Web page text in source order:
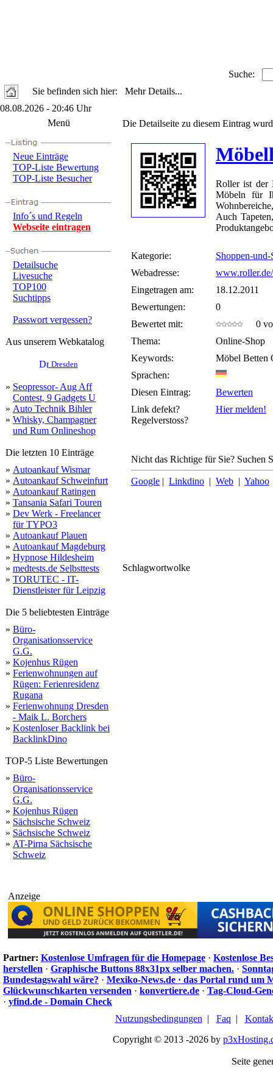
Suche:
Sie befinden sich hier: Mehr Details...
08.08.2026 - 20:46 Uhr
Menü
Neue Einträge
TOP-Liste Bewertung
TOP-Liste Besucher
Info´s und Regeln
Webseite eintragen
Detailsuche
Livesuche
TOP100
Suchtipps
Passwort vergessen?
Aus unserem Webkatalog
Dresden
» Seopressor- Aug Aff
Contest, 9 Gadgets U
» Auto Technik Bihler
» Whisky, Champagner
und Rum Onlineshop
Die letzten 10 Einträge
» Autoankauf Wismar
» Autoankauf Schweinfurt
» Autoankauf Ratingen
» Tansania Safari Touren
» Dev Werk - Freelancer
für TYPO3
» Autoankauf Plauen
» Autoankauf Magdeburg
» Hypnose Hildesheim
» medtests.de Selbsttests
» TORUTEC - IT-
Dienstleister für Leipzig
Die 5 beliebtesten Einträge
» Büro-
Organisationsservice
G.G.
» Kojenhus Rügen
» Ferienwohnungen auf
Rügen: Ferienresidenz
Rugana
» Ferienwohnung Dresden
- Maik L. Borchers
» Kostenloser Backlink bei
BacklinkDino
TOP-5 Liste Bewertungen
» Büro-
Organisationsservice
G.G.
» Kojenhus Rügen
» Sächsische Schweiz
» Sächsische Schweiz
» AT-Pirna Sächsische
Schweiz
Die Detailseite zu diesem Eintrag
Roller ist der
Möbeln für
Auch
Kategorie:
Shoppen-
Webadresse:
www.roller.de/
Eingetragen am:
18.12.2011
Bewertungen:
0
Bewertet mit:
0
Thema:
Online-Shop
Keywords:
Möbel Betten
Sprachen:
Diesen Eintrag:
Bewerten
Link defekt?
Regelverstoss?
Hier melden!
Nicht das Richtige für Sie? Suchen
Google | Linkdino | Web | Yahoo
Schlagwortwolke
möbel
Anzeige
Partner: Kostenlose Umfragen für die Homepage · Kostenlose
herstellen · Graphische Buttons 88x31px selber machen. ·
Bundestagswahl wäre? · Mexiko-News.de · das Portal rund um
Glückwunschkarten versenden · konvertiere.de · Tag-Cloud-
· yfind.de - Domain Check
Nutzungsbedingungen | Faq |
Copyright © 2013 -2026 by
Seite